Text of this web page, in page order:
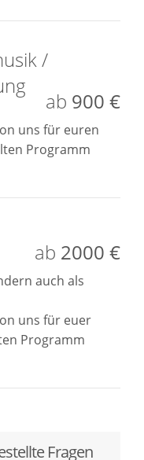
/
ab 900 €
uns für euren
Programm
ab 2000 €
auch als
uns für euer
Programm
Fragen